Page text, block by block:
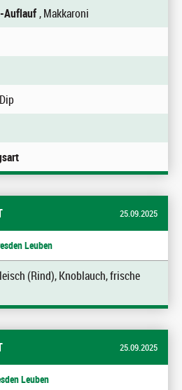
Auflauf, Makkaroni
25.09.2025
Leuben
(Rind), Knoblauch, frische
25.09.2025
Leuben